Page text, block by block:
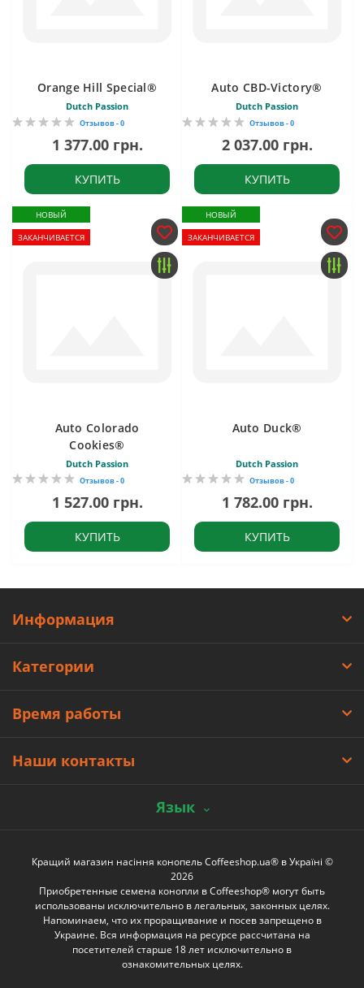
Orange Hill Special®
Dutch Passion
Отзывов - 0
1 377.00 грн.
КУПИТЬ
Auto CBD-Victory®
Dutch Passion
Отзывов - 0
2 037.00 грн.
КУПИТЬ
НОВЫЙ
ЗАКАНЧИВАЕТСЯ
Auto Colorado
Cookies®
Dutch Passion
Отзывов - 0
1 527.00 грн.
КУПИТЬ
НОВЫЙ
ЗАКАНЧИВАЕТСЯ
Auto Duck®
Dutch Passion
Отзывов - 0
1 782.00 грн.
КУПИТЬ
Информация
Категории
Время работы
Наши контакты
Язык
Кращий магазин насіння конопель Coffeeshop.ua® в Україні ©
2026
Приобретенные семена конопли в Coffeeshop® могут быть
использованы исключительно в легальных, законных целях.
Напоминаем, что их проращивание и посев запрещено в
Украине. Вся информация на ресурсе рассчитана на
посетителей старше 18 лет исключительно в
ознакомительных целях.